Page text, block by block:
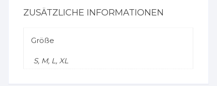
ZUSÄTZLICHE INFORMATIONEN
Größe
S, M, L, XL